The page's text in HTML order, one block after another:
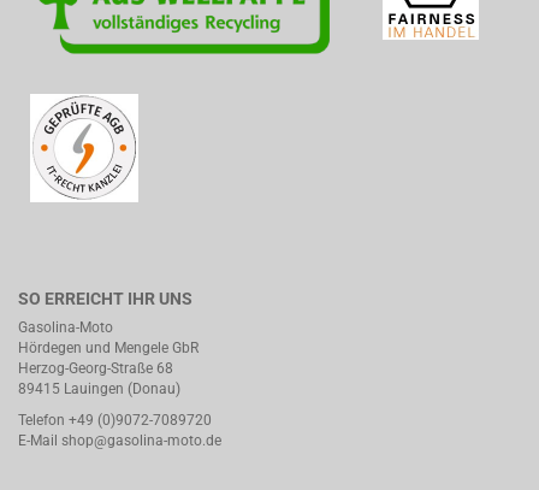
SO ERREICHT IHR UNS
Gasolina-Moto
Hördegen und Mengele GbR
Herzog-Georg-Straße 68
89415 Lauingen (Donau)
Telefon +49 (0)9072-7089720
E-Mail shop@gasolina-moto.de